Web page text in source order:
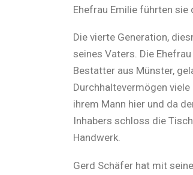
Ehefrau Emilie führten
Die vierte Generation,
seines Vaters. Die
Bestatter aus Münster,
Durchhaltevermögen
ihrem Mann hier und da
Inhabers schloss die
Handwerk.
Gerd Schäfer hat mit